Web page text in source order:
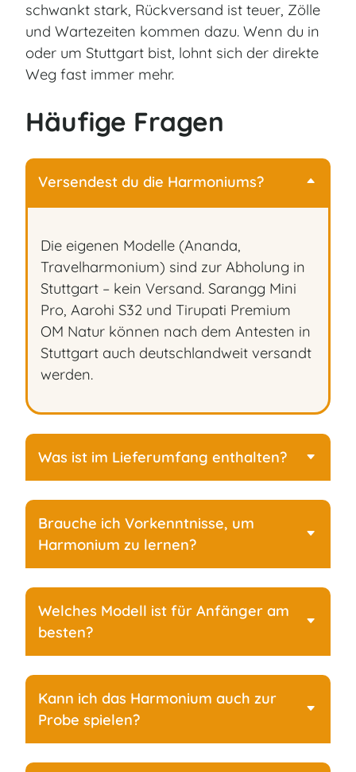
schwankt stark, Rückversand ist teuer, Zölle
und Wartezeiten kommen dazu. Wenn du in
oder um Stuttgart bist, lohnt sich der direkte
Weg fast immer mehr.
Häufige Fragen
Versendest du die Harmoniums?
Die eigenen Modelle (Ananda,
Travelharmonium) sind zur Abholung in
Stuttgart – kein Versand. Sarangg Mini
Pro, Aarohi S32 und Tirupati Premium
OM Natur können nach dem Antesten in
Stuttgart auch deutschlandweit versandt
werden.
Was ist im Lieferumfang enthalten?
Brauche ich Vorkenntnisse, um
Harmonium zu lernen?
Welches Modell ist für Anfänger am
besten?
Kann ich das Harmonium auch zur
Probe spielen?